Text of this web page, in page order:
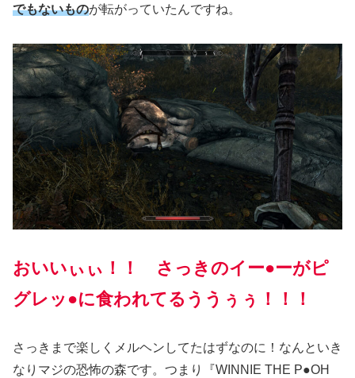
でもないものが転がっていたんですね。
おいいぃぃ！！ さっきのイー●ーがピ
グレッ●に食われてるううぅぅ！！！
さっきまで楽しくメルヘンしてたはずなのに！なんといき
なりマジの恐怖の森です。つまり『WINNIE THE P●OH